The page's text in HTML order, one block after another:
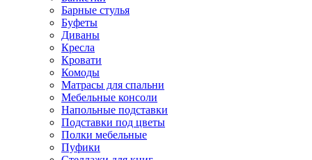
Барные стулья
Буфеты
Диваны
Кресла
Кровати
Комоды
Матрасы для спальни
Мебельные консоли
Напольные подставки
Подставки под цветы
Полки мебельные
Пуфики